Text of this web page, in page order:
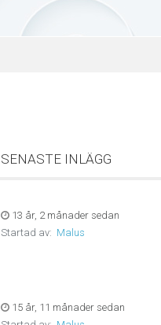
SENASTE INLÄGG
13 år, 2 månader sedan
Startad av: Malus
15 år, 11 månader sedan